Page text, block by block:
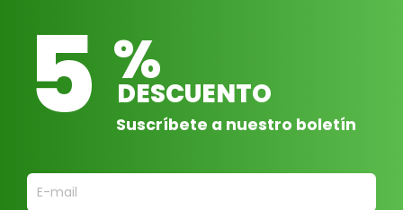
5 %
DESCUENTO
Suscríbete a nuestro boletín